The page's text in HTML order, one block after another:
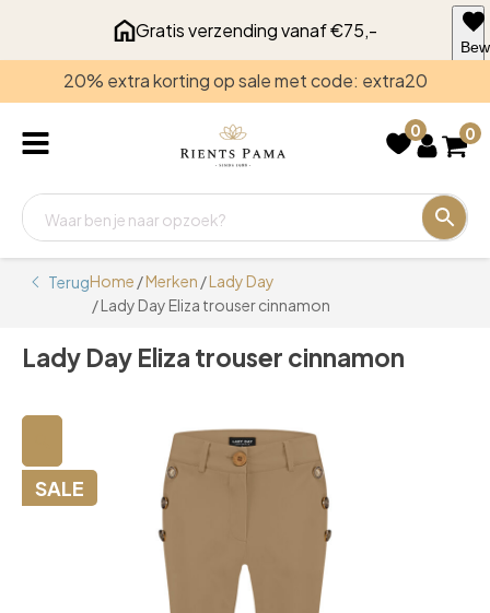
Gratis verzending vanaf €75,-
20% extra korting op sale met code: extra20
0 0
TerugHome /Merken /Lady Day
/ Lady Day Eliza trouser cinnamon
Lady Day Eliza trouser cinnamon
SALE
voor